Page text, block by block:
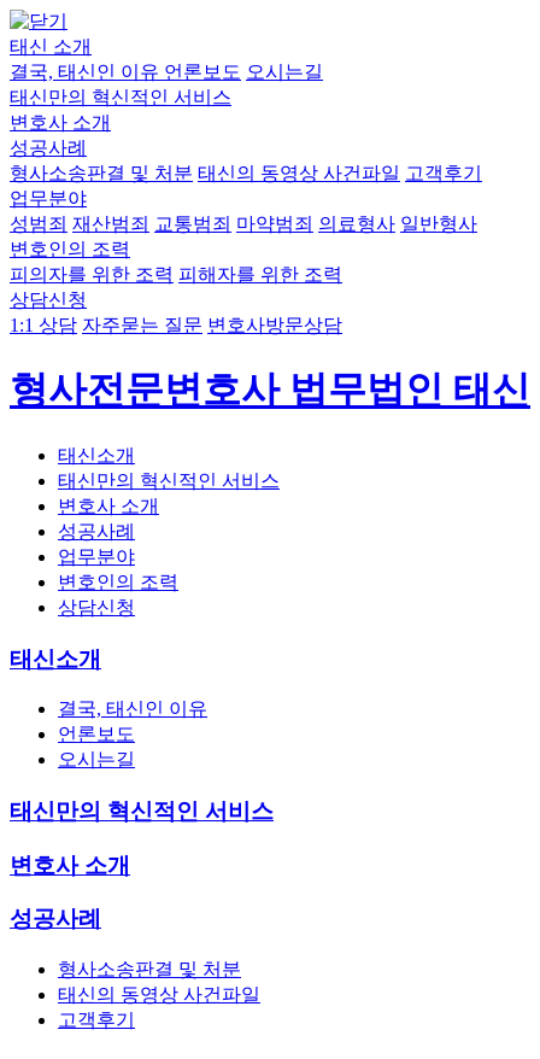
태신 소개
결국, 태신인 이유 언론보도 오시는길
태신만의 혁신적인 서비스
변호사 소개
성공사례
형사소송판결 및 처분 태신의 동영상 사건파일 고객후기
업무분야
성범죄 재산범죄 교통범죄 마약범죄 의료형사 일반형사
변호인의 조력
피의자를 위한 조력 피해자를 위한 조력
상담신청
1:1 상담 자주묻는 질문 변호사방문상담
형사전문변호사 법무법인 태신
태신소개
태신만의 혁신적인 서비스
변호사 소개
성공사례
업무분야
변호인의 조력
상담신청
태신소개
결국, 태신인 이유
언론보도
오시는길
태신만의 혁신적인 서비스
변호사 소개
성공사례
형사소송판결 및 처분
태신의 동영상 사건파일
고객후기